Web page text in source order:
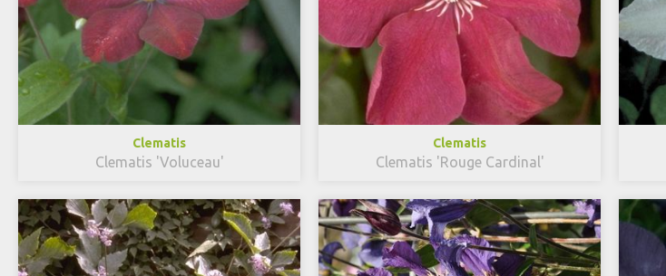
Clematis
Clematis 'Voluceau'
Clematis
Clematis 'Rouge Cardinal'